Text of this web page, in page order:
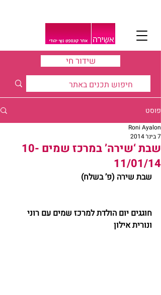
שידור חי
פוסט
שבת ‘שירה’ במרכז שמים 10-
11/01/14
Roni Ayalon
7 בינו׳ 2014
שבת שירה (פ’ בשלח)
חוגגים יום הולדת למרכז שמים עם רוני
ונורית אילון